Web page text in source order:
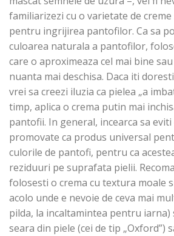
familiarizezi cu o varietate de
pentru ingrijirea pantofilor. Ca sa
culoarea naturala a pantofilor,
care o aproximeaza cel mai bine
nuanta mai deschisa. Daca iti
vrei sa creezi iluzia ca pielea „a
timp, aplica o crema putin mai
pantofii. In general, incearca sa
promovate ca produs universal
culorile de pantofi, pentru ca
reziduuri pe suprafata pielii.
folosesti o crema cu textura moale
acolo unde e nevoie de ceva mai
pilda, la incaltamintea pentru iarna)
seara din piele (cei de tip „Oxford”)